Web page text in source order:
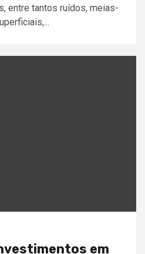
entre tantos ruídos, meias-
em